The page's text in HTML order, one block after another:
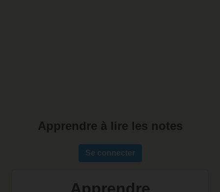
Apprendre à lire les notes
Se connecter
Apprendre